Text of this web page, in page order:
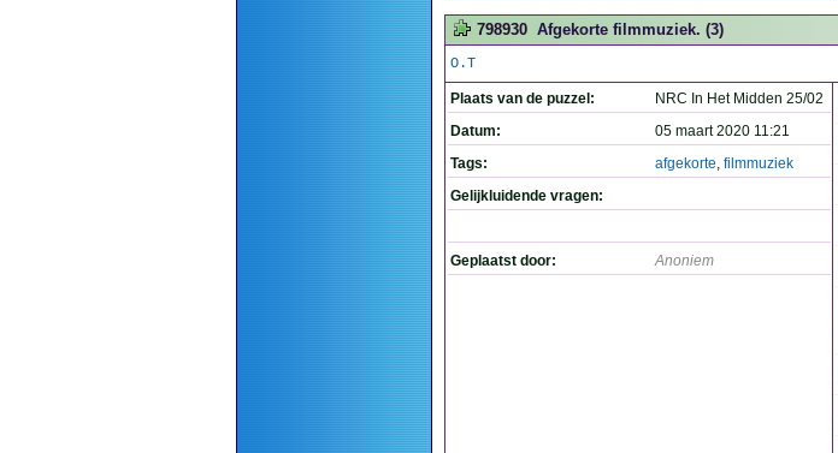
798930 Afgekorte filmmuziek. (3)
O.T
Plaats van de puzzel:
NRC In Het Midden 25/02
Datum:
05 maart 2020 11:21
Tags:
afgekorte, filmmuziek
Gelijkluidende vragen:
Geplaatst door: Anoniem